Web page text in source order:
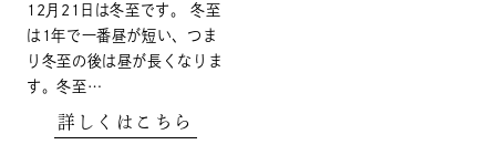
12月21日は冬至です。 冬至
は1年で一番昼が短い、つま
り冬至の後は昼が長くなりま
す。冬至…
詳しくはこちら